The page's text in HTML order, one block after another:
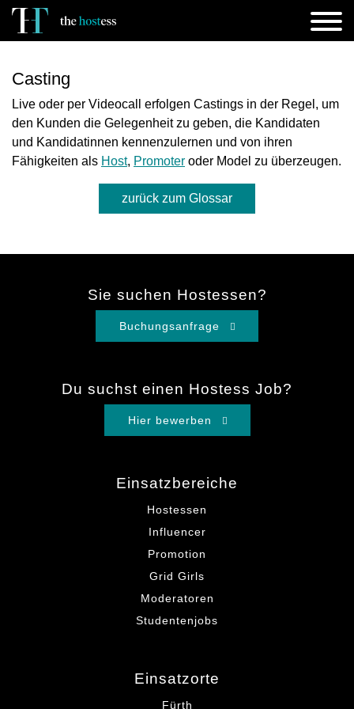
Casting
Live oder per Videocall erfolgen Castings in der Regel, um
den Kunden die Gelegenheit zu geben, die Kandidaten
und Kandidatinnen kennenzulernen und von ihren
Fähigkeiten als Host, Promoter oder Model zu überzeugen.
zurück zum Glossar
Sie suchen Hostessen?
Buchungsanfrage
Du suchst einen Hostess Job?
Hier bewerben
Einsatzbereiche
Hostessen
Influencer
Promotion
Grid Girls
Moderatoren
Studentenjobs
Einsatzorte
Fürth